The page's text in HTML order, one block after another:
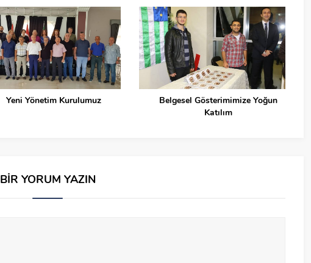
Yeni Yönetim Kurulumuz
Belgesel Gösterimimize Yoğun
Katılım
BİR YORUM YAZIN